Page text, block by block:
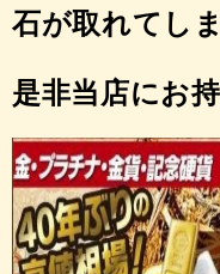
石が取れてし
是非当店にお